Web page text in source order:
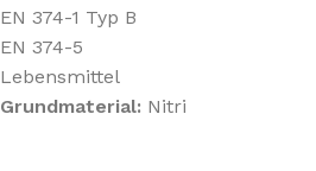
EN 374-1 Typ B
EN 374-5
Lebensmittel
Grundmaterial: Nitri